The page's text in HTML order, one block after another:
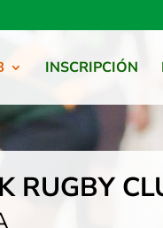
INSCRIPCIÓN
RUGBY